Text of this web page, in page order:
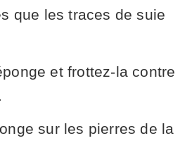
que les traces de suie
et frottez-la contre
sur les pierres de la